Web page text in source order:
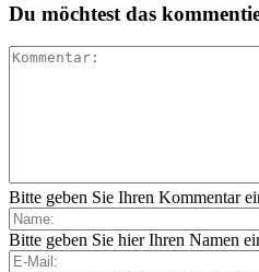
Du möchtest das
Bitte geben Sie Ihren Kommentar
Bitte geben Sie hier Ihren Namen